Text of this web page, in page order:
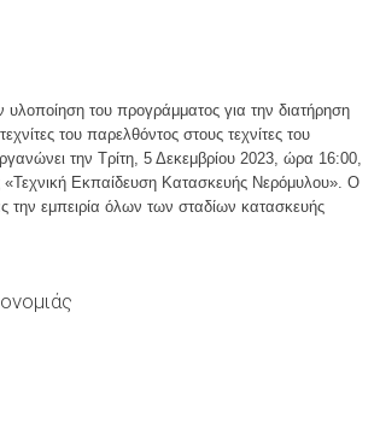
του προγράμματος για την διατήρηση
του παρελθόντος στους τεχνίτες του
την Τρίτη, 5 Δεκεμβρίου 2023, ώρα 16:00,
«Τεχνική Εκπαίδευση Κατασκευής Νερόμυλου». Ο
την εμπειρία όλων των σταδίων κατασκευής